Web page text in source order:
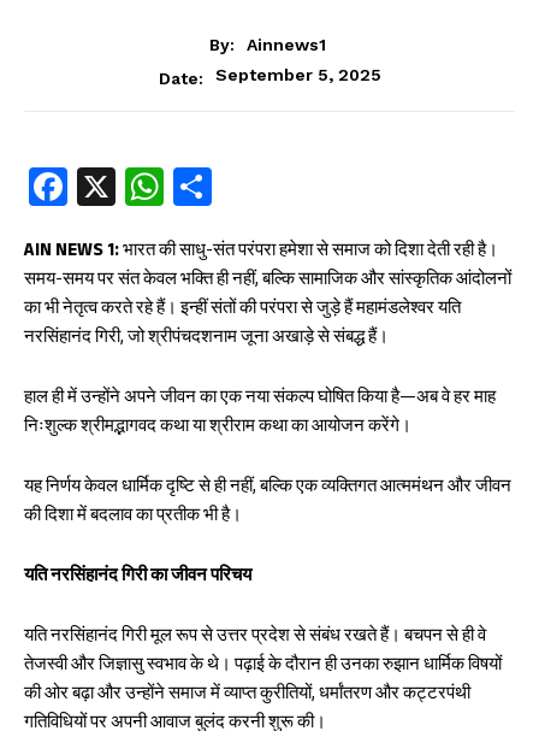
By:
Ainnews1
Date:
September 5, 2025
Fa
ce
b
oo
k
X W
ha
ts
A
p
p
ha
re
AIN NEWS 1:भारत की साधु-संत परंपरा हमेशा से समाज को दिशा देती रही है।
समय-समय पर संत केवल भक्ति ही नहीं, बल्कि सामाजिक और सांस्कृतिक आंदोलनों
का भी नेतृत्व करते रहे हैं। इन्हीं संतों की परंपरा से जुड़े हैं महामंडलेश्वर यति
नरसिंहानंद गिरी, जो श्रीपंचदशनाम जूना अखाड़े से संबद्ध हैं।
हाल ही में उन्होंने अपने जीवन का एक नया संकल्प घोषित किया है—अब वे हर माह
निःशुल्क श्रीमद्भागवद कथा या श्रीराम कथा का आयोजन करेंगे।
यह निर्णय केवल धार्मिक दृष्टि से ही नहीं, बल्कि एक व्यक्तिगत आत्ममंथन और जीवन
की दिशा में बदलाव का प्रतीक भी है।
यति नरसिंहानंद गिरी का जीवन परिचय
यति नरसिंहानंद गिरी मूल रूप से उत्तर प्रदेश से संबंध रखते हैं। बचपन से ही वे
तेजस्वी और जिज्ञासु स्वभाव के थे। पढ़ाई के दौरान ही उनका रुझान धार्मिक विषयों
की ओर बढ़ा और उन्होंने समाज में व्याप्त कुरीतियों, धर्मांतरण और कट्टरपंथी
गतिविधियों पर अपनी आवाज बुलंद करनी शुरू की।